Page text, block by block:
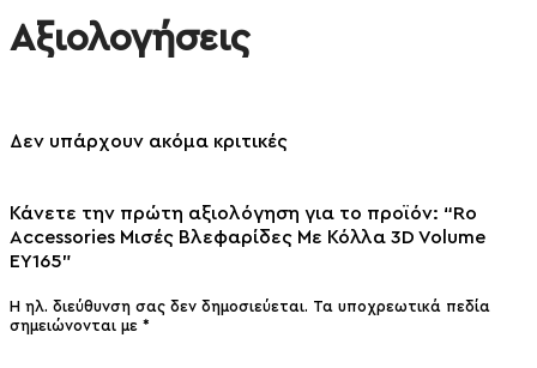
Αξιολογήσεις
Δεν υπάρχουν ακόμα κριτικές
Κάνετε την πρώτη αξιολόγηση για το προϊόν: “Ro
Accessories Μισές Βλεφαρίδες Με Κόλλα 3D Volume
EY165”
Η ηλ. διεύθυνση σας δεν δημοσιεύεται. Τα υποχρεωτικά πεδία
σημειώνονται με *